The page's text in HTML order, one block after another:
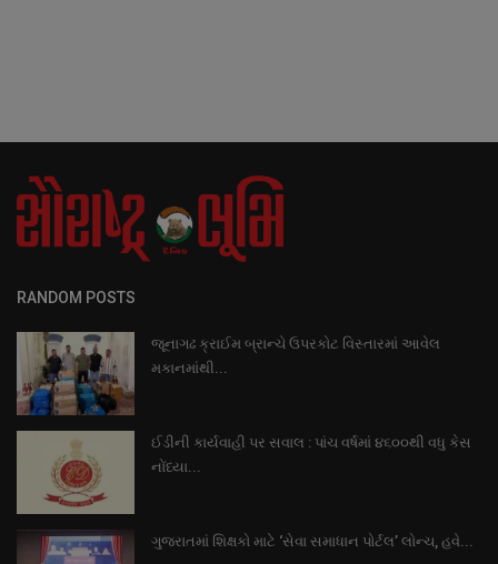
RANDOM POSTS
જૂનાગઢ ક્રાઈમ બ્રાન્ચે ઉપરકોટ વિસ્તારમાં આવેલ
મકાનમાંથી...
ઈડીની કાર્યવાહી પર સવાલ : પાંચ વર્ષમાં ૪૬૦૦થી વધુ કેસ
નોંધ્યા...
ગુજરાતમાં શિક્ષકો માટે ‘સેવા સમાધાન પોર્ટલ’ લોન્ચ, હવે...